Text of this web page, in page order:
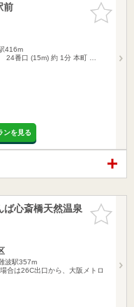
お気に入
りに追加
前
416m
24番口 (15m) 約 1分 本町 …
ンを見る
お気に入
りに追加
ば心斎橋天然温泉
波駅357m
合は26C出口から、大阪メトロ